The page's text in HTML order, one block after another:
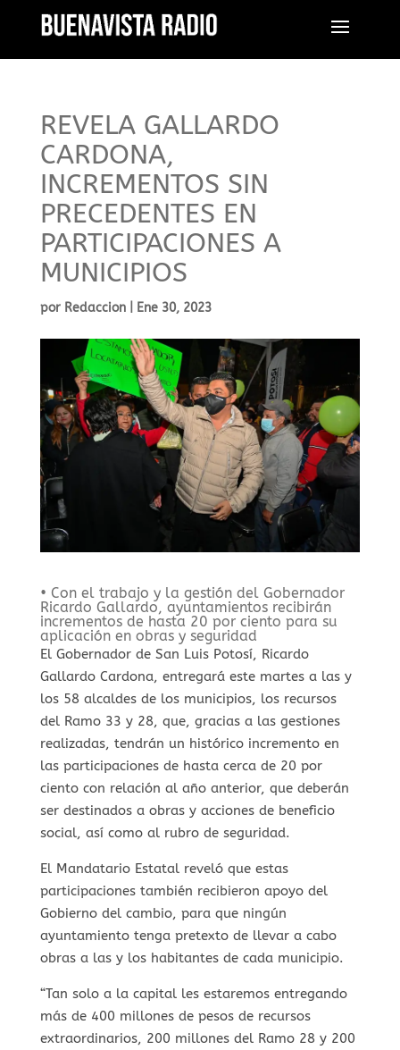
REVELA GALLARDO
CARDONA,
INCREMENTOS SIN
PRECEDENTES EN
PARTICIPACIONES A
MUNICIPIOS
por Redaccion| Ene 30, 2023
• Con el trabajo y la gestión del Gobernador
Ricardo Gallardo, ayuntamientos recibirán
incrementos de hasta 20 por ciento para su
aplicación en obras y seguridad
El Gobernador de San Luis Potosí, Ricardo
Gallardo Cardona, entregará este martes a las y
los 58 alcaldes de los municipios, los recursos
del Ramo 33 y 28, que, gracias a las gestiones
realizadas, tendrán un histórico incremento en
las participaciones de hasta cerca de 20 por
ciento con relación al año anterior, que deberán
ser destinados a obras y acciones de beneficio
social, así como al rubro de seguridad.
El Mandatario Estatal reveló que estas
participaciones también recibieron apoyo del
Gobierno del cambio, para que ningún
ayuntamiento tenga pretexto de llevar a cabo
obras a las y los habitantes de cada municipio.
“Tan solo a la capital les estaremos entregando
más de 400 millones de pesos de recursos
extraordinarios, 200 millones del Ramo 28 y 200